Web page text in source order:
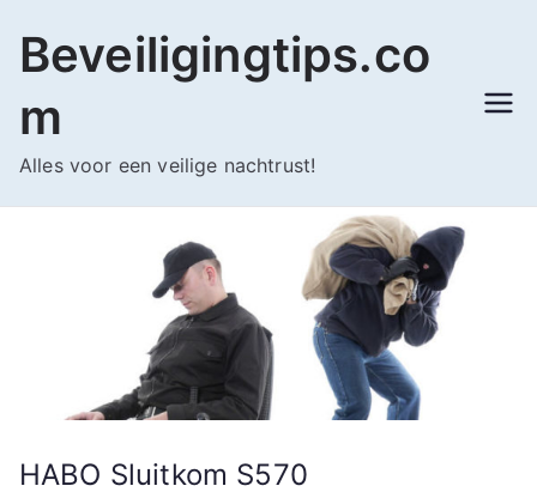
naar
inhoud
Beveiligingtips.co
m
Alles voor een veilige nachtrust!
HABO Sluitkom S570